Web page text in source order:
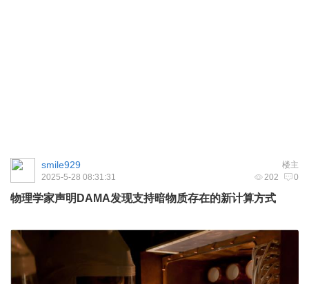
楼主
smile929
202 0
2025-5-28 08:31:31
物理学家声明DAMA发现支持暗物质存在的新计算方式